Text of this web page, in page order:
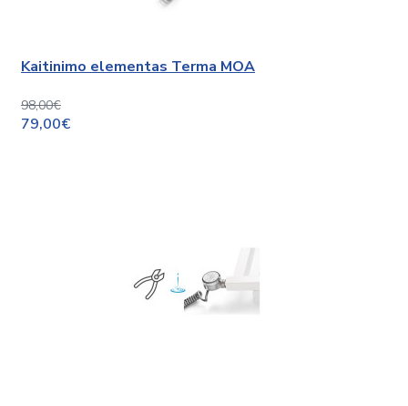
Kaitinimo elementas Terma MOA
98,00€
79,00€